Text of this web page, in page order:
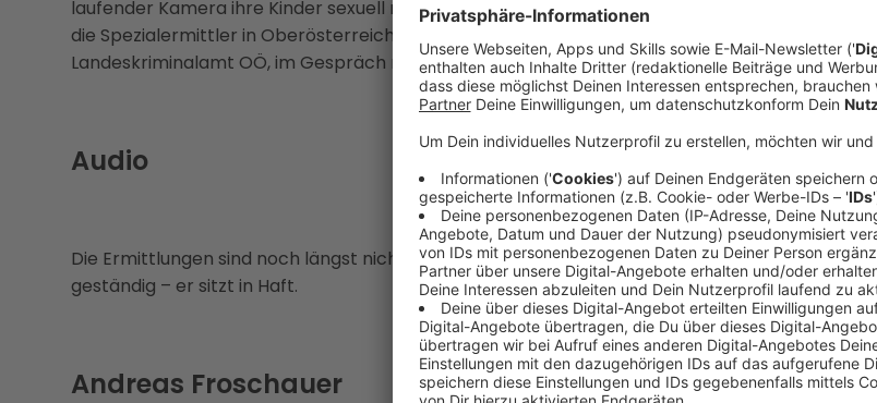
laufender Kamera ihre Kinder sexuell missbrauchen. Einen derart unfassbaren Fall haben selbst
die Spezialermittler in Oberösterreich noch nie gesehen, sagt uns Christian Schuster vom
Landeskriminalamt OÖ, im Gespräch mit Life Radio Nachrichtenchefin Barbara Schütz.
Audio
Die Ermittlungen sind noch längst nicht abgeschlossen. Der Verdächtige ist aber bereits
geständig – er sitzt in Haft.
Andreas Froschauer